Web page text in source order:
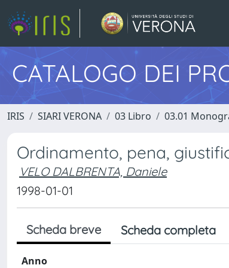
CATALOGO DEI
IRIS SIARI VERONA 03 Libro 03.01
Ordinamento, pena,
VELO DALBRENTA, Daniele
1998-01-01
Scheda breve Scheda completa
Anno